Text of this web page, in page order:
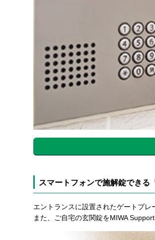
スマートフォンで施解錠できる
エントランスに設置されたゲートプレ
また、ご自宅の玄関錠をMIWA